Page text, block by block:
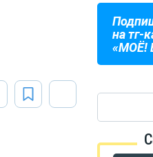
на тг-
«МОЁ!
ВНА